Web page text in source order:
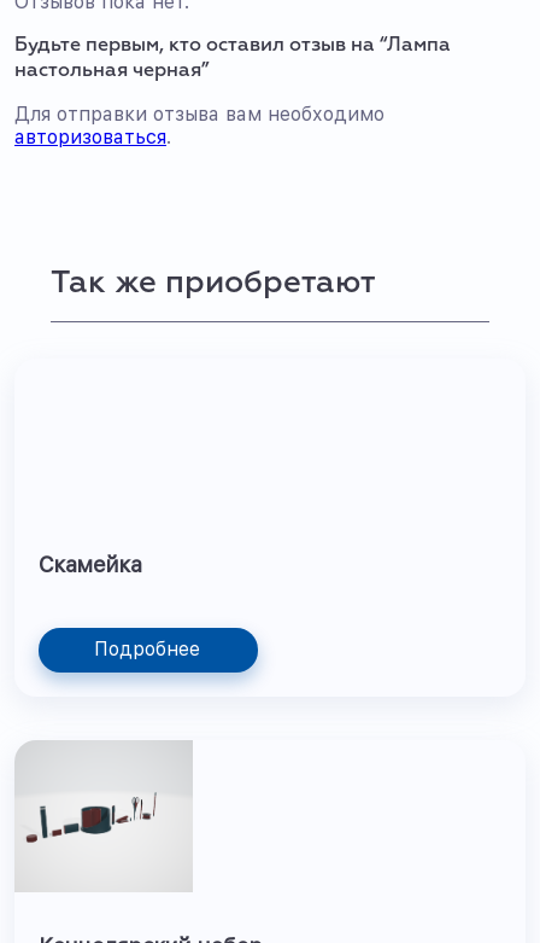
Будьте первым, кто оставил отзыв на “Лампа
настольная черная”
Для отправки отзыва вам необходимо
авторизоваться.
Так же приобретают
Скамейка
Подробнее